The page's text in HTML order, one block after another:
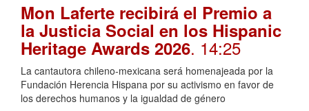
Mon Laferte recibirá el Premio a
la Justicia Social en los Hispanic
Heritage Awards 2026. 14:25
La cantautora chileno-mexicana será homenajeada por la
Fundación Herencia Hispana por su activismo en favor de
los derechos humanos y la igualdad de género